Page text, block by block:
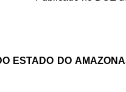
ESTADO DO